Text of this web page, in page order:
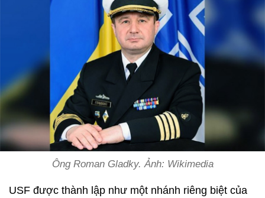
Ông Roman Gladky. Ảnh: Wikimedia
USF được thành lập như một nhánh riêng biệt của